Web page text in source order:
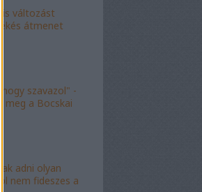
változást
átmenet
hogy szavazol" -
meg a Bocskai
adni olyan
nem fideszes a